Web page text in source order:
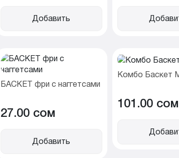
Добавить
БАСКЕТ фри с наггетсами
27.00 cом
Добавить
Комбо Баскет
101.00 cом